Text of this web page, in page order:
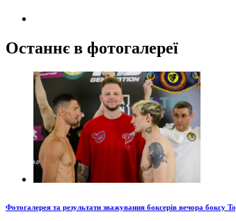
Останнє в фотогалереї
Фотогалерея та результати зважування боксерів вечора боксу